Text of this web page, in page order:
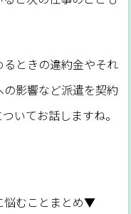
ときの違約金やそれ
影響など派遣を契約
いてお話しますね。
悩むことまとめ▼